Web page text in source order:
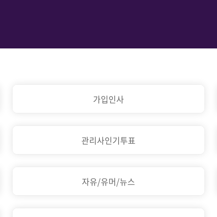
가입인사
관리사인기투표
자유/유머/뉴스